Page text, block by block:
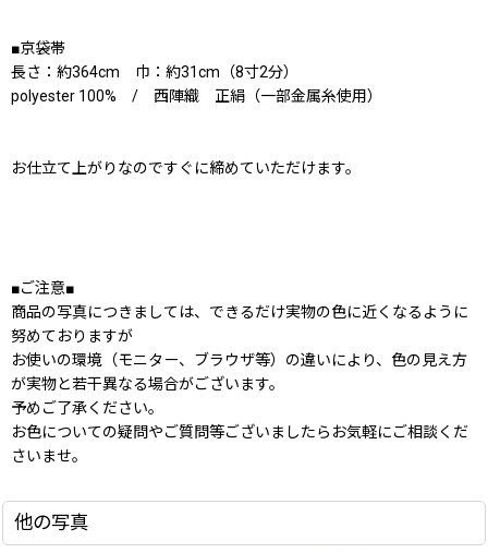
■京袋帯
長さ：約364cm 巾：約31cm（8寸2分）
polyester 100% / 西陣織 正絹（一部金属糸使用）
お仕立て上がりなのですぐに締めていただけます。
■ご注意■
商品の写真につきましては、できるだけ実物の色に近くなるように
努めておりますが
お使いの環境（モニター、ブラウザ等）の違いにより、色の見え方
が実物と若干異なる場合がございます。
予めご了承ください。
お色についての疑問やご質問等ございましたらお気軽にご相談くだ
さいませ。
他の写真